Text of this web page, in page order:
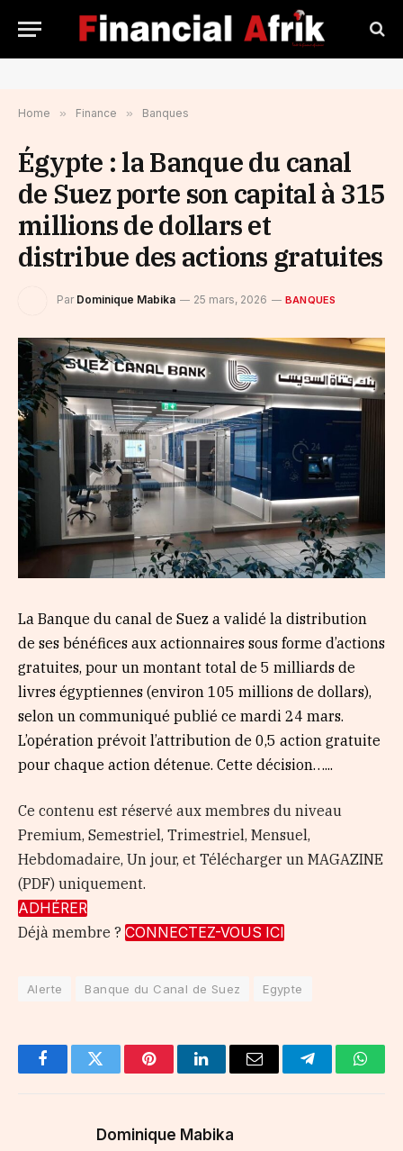
Home » Finance » Banques
Égypte : la Banque du canal
de Suez porte son capital à 315
millions de dollars et
distribue des actions gratuites
Par Dominique Mabika 25 mars, 2026 BANQUES
La Banque du canal de Suez a validé la distribution
de ses bénéfices aux actionnaires sous forme d’actions
gratuites, pour un montant total de 5 milliards de
livres égyptiennes (environ 105 millions de dollars),
selon un communiqué publié ce mardi 24 mars.
L’opération prévoit l’attribution de 0,5 action gratuite
pour chaque action détenue. Cette décision…...
Ce contenu est réservé aux membres du niveau
Premium, Semestriel, Trimestriel, Mensuel,
Hebdomadaire, Un jour, et Télécharger un MAGAZINE
(PDF) uniquement.
ADHÉRER
Déjà membre ? CONNECTEZ-VOUS ICI
Alerte Banque du Canal de Suez Egypte
FacebookTwitter PinterestLinkedInEmail Telegram
Dominique Mabika